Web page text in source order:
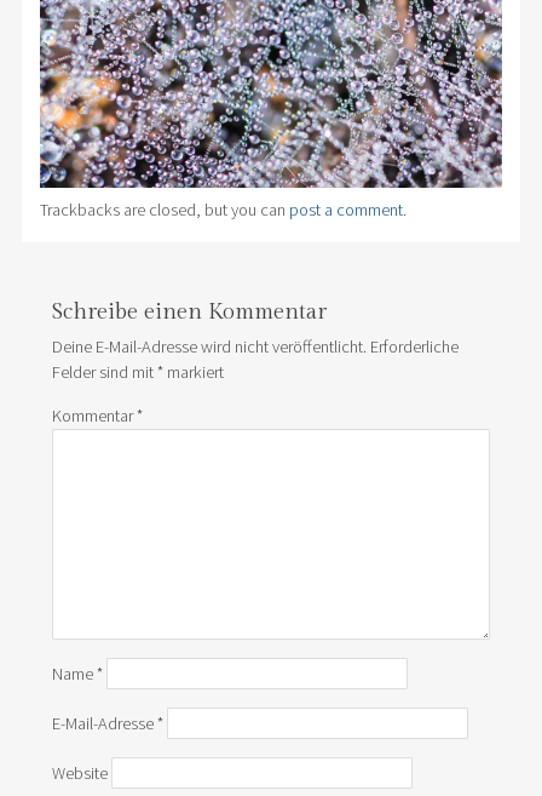
Trackbacks are closed, but you can post a comment.
Schreibe einen Kommentar
Deine E-Mail-Adresse wird nicht veröffentlicht. Erforderliche
Felder sind mit*markiert
Kommentar*
Name*
E-Mail-Adresse*
Website